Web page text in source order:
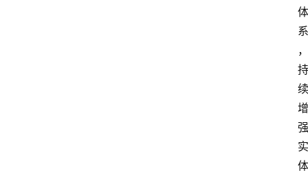
体
系
，
持
续
增
强
实
体